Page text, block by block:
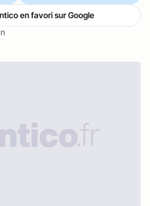
en favori sur Google